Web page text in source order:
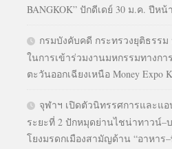
BANGKOK” ปักดีเดย์ 30 ม.ค. ปีหน้
กรมบังคับคดี กระทรวงยุติธรร
ในการเข้าร่วมงานมหกรรมทางก
ตะวันออกเฉียงเหนือ Money Expo
จุฬาฯ เปิดตัวนิทรรศการและแอ
ระยะที่ 2 ปักหมุดย่านไชน่าทาวน์–
โยงมรดกเมืองสามัญด้าน “อาหาร